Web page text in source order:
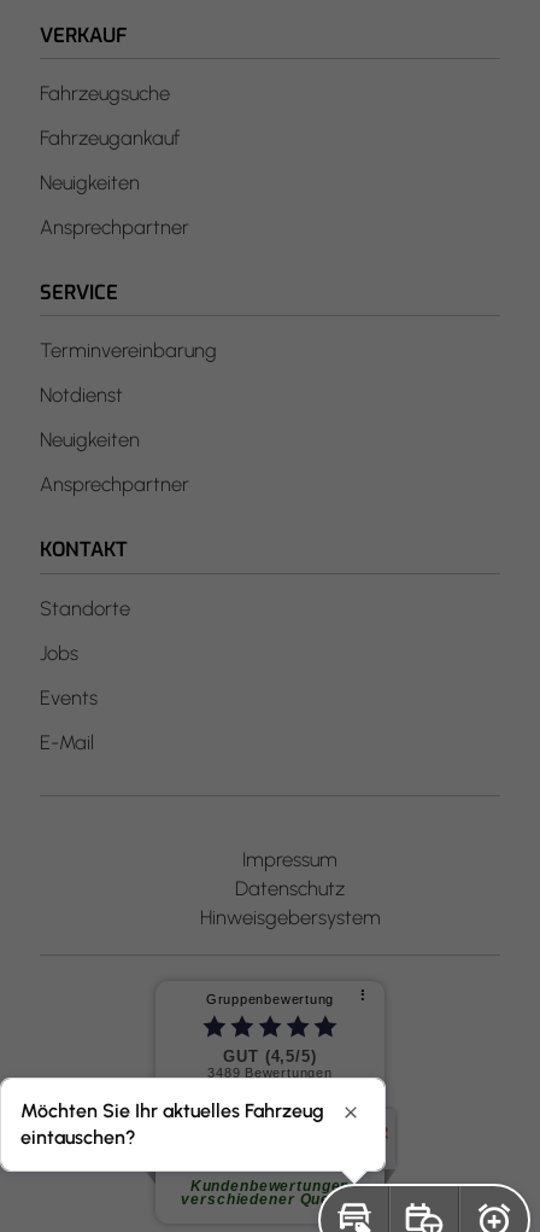
VERKAUF
Fahrzeugsuche
Fahrzeugankauf
Neuigkeiten
Ansprechpartner
SERVICE
Terminvereinbarung
Notdienst
Neuigkeiten
Ansprechpartner
KONTAKT
Standorte
Jobs
Events
E-Mail
Impressum
Datenschutz
Hinweisgebersystem
Gruppenbewertung ⠇
GUT (4,5/5)
3489 Bewertungen
Kundenbewertungen
verschiedener Quellen
Möchten Sie Ihr aktuelles Fahrzeug
eintauschen?
Schließen